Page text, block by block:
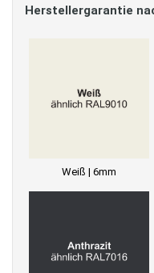
Herstellergarantie
Weiß | 6mm